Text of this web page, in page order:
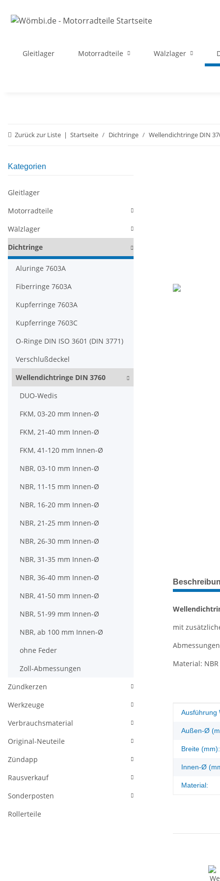
Gleitlager Motorradteile Wälzlager
Zurück zur Liste Startseite Dichtringe Wellendichtringe DIN
weitere
mit
Material:
Wert
Ausführung
Außen-Ø
Breite (mm):
Innen-Ø
Material:
Kategorien
Gleitlager
Motorradteile
Wälzlager
Dichtringe
Aluringe 7603A
Fiberringe 7603A
Kupferringe 7603A
Kupferringe 7603C
O-Ringe DIN ISO 3601 (DIN 3771)
Verschlußdeckel
Wellendichtringe DIN 3760
DUO-Wedis
FKM, 03-20 mm Innen-Ø
FKM, 21-40 mm Innen-Ø
FKM, 41-120 mm Innen-Ø
NBR, 03-10 mm Innen-Ø
NBR, 11-15 mm Innen-Ø
NBR, 16-20 mm Innen-Ø
NBR, 21-25 mm Innen-Ø
NBR, 26-30 mm Innen-Ø
NBR, 31-35 mm Innen-Ø
NBR, 36-40 mm Innen-Ø
NBR, 41-50 mm Innen-Ø
NBR, 51-99 mm Innen-Ø
NBR, ab 100 mm Innen-Ø
ohne Feder
Zoll-Abmessungen
Zündkerzen
Werkzeuge
Verbrauchsmaterial
Original-Neuteile
Zündapp
Rausverkauf
Sonderposten
Rollerteile